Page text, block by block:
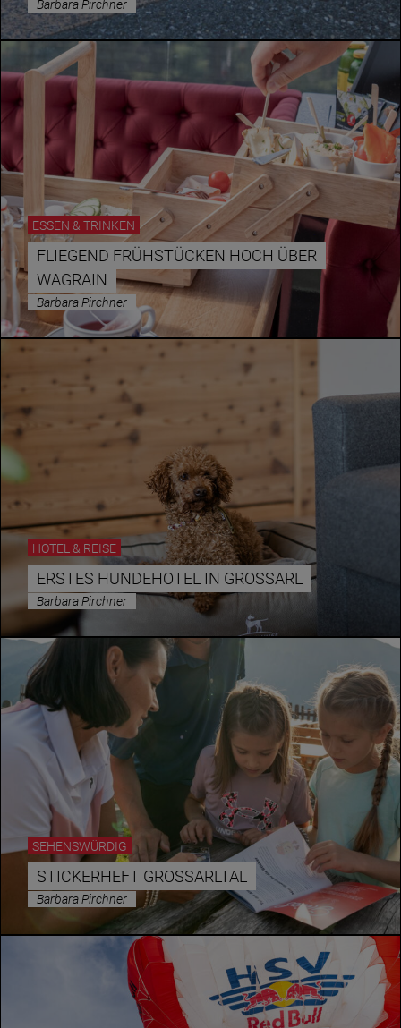
Barbara Pirchner
ESSEN & TRINKEN
FLIEGEND FRÜHSTÜCKEN HOCH ÜBER
WAGRAIN
Barbara Pirchner
HOTEL & REISE
ERSTES HUNDEHOTEL IN GROSSARL
Barbara Pirchner
SEHENSWÜRDIG
STICKERHEFT GROSSARLTAL
Barbara Pirchner